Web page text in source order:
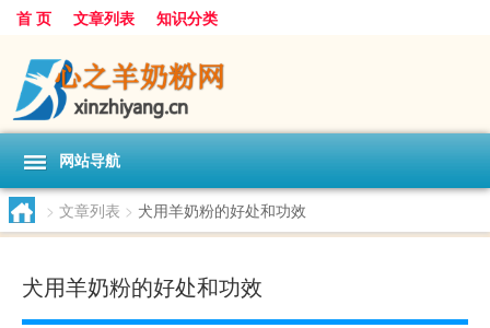
首 页 文章列表 知识分类
网站导航
> 文章列表 > 犬用羊奶粉的好处和功效
犬用羊奶粉的好处和功效